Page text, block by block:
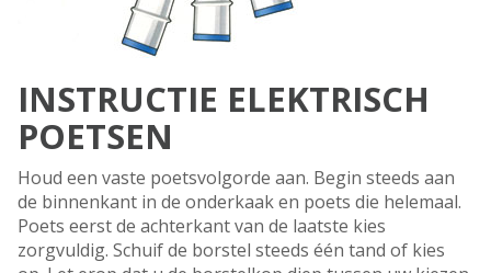
INSTRUCTIE ELEKTRISCH
POETSEN
Houd een vaste poetsvolgorde aan. Begin steeds aan
de binnenkant in de onderkaak en poets die helemaal.
Poets eerst de achterkant van de laatste kies
zorgvuldig. Schuif de borstel steeds één tand of kies